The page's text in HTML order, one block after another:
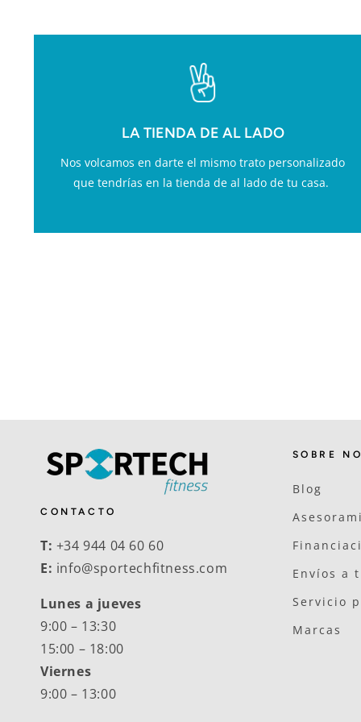
LA TIENDA DE AL LADO
Nos volcamos en darte el mismo trato personalizado
que tendrías en la tienda de al lado de tu casa.
CONTACTO
T: +34 944 04 60 60
E: info@sportechfitness.com
Lunes a jueves
9:00 – 13:30
15:00 – 18:00
Viernes
9:00 – 13:00
SOBRE
Blog
Envíos a
Servicio
Marcas